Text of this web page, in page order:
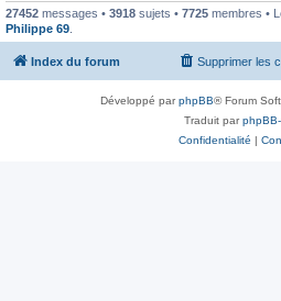
27452 messages • 3918 sujets • 7725 membres •
Philippe 69
Index du forum Supprimer les
Développé parphpBB® Forum
Traduit par
Confidentialité |